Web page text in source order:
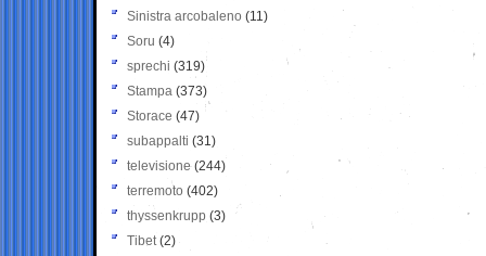
Sinistra arcobaleno (11)
Soru (4)
sprechi (319)
Stampa (373)
Storace (47)
subappalti (31)
televisione(244)
terremoto (402)
thyssenkrupp (3)
Tibet(2)